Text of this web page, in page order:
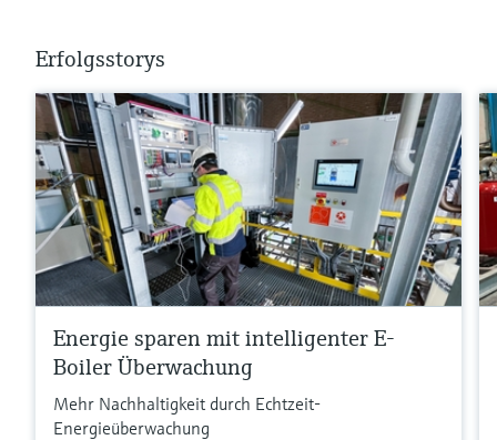
Erfolgsstorys
Energie sparen mit intelligenter E-
Boiler Überwachung
Mehr Nachhaltigkeit durch Echtzeit-
Energieüberwachung